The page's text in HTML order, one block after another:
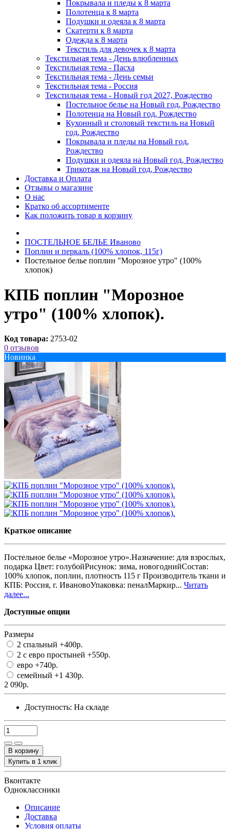
Покрывала и пледы к 8 марта
Полотенца к 8 марта
Подушки и одеяла к 8 марта
Скатерти к 8 марта
Одежда к 8 марта
Текстиль для девочек к 8 марта
Текстильная тема - День влюбленных
Текстильная тема - Пасха
Текстильная тема - День семьи
Текстильная тема - Россия
Текстильная тема - Новый год 2027, Рождество
Постельное белье на Новый год, Рождество
Полотенца на Новый год, Рождество
Кухонный и столовый текстиль на Новый
год, Рождество
Покрывала и пледы на Новый год,
Рождество
Подушки и одеяла на Новый год, Рождество
Трикотаж на Новый год, Рождество
Доставка и Оплата
Отзывы о магазине
О нас
Кратко об ассортименте
Как положить товар в корзину
ПОСТЕЛЬНОE БЕЛЬE Иваново
Поплин и перкаль (100% хлопок, 115г)
Постельное белье поплин "Морозное утро" (100%
хлопок)
КПБ поплин "Морозное
утро" (100% хлопок).
Код товара: 2753-02
0 отзывов
Новинка
Краткое описание
Постельное белье «Морозное утро».Назначение: для взрослых,
подарка Цвет: голубойРисунок: зима, новогоднийСостав:
100% хлопок, поплин, плотность 115 г Производитель ткани и
КПБ: Россия, г. ИвановоУпаковка: пеналМаркир... Читать
далее...
Доступные опции
Размеры
2 спальный +400р.
2 с евро простыней +550р.
евро +740р.
семейный +1 430р.
2 090р.
Доступность: На складе
В корзину
Купить в 1 клик
Вконтакте
Одноклассники
Описание
Доставка
Условия оплаты